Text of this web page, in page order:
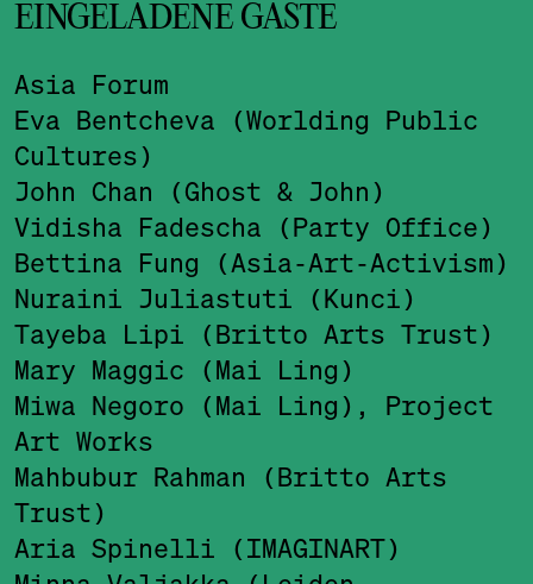
EINGELADENE GÄSTE
Asia Forum
Eva Bentcheva (Worlding Public
Cultures)
John Chan (Ghost & John)
Vidisha Fadescha (Party Office)
Bettina Fung (Asia-Art-Activism)
Nuraini Juliastuti (Kunci)
Tayeba Lipi (Britto Arts Trust)
Mary Maggic (Mai Ling)
Miwa Negoro (Mai Ling), Project
Art Works
Mahbubur Rahman (Britto Arts
Trust)
Aria Spinelli (IMAGINART)